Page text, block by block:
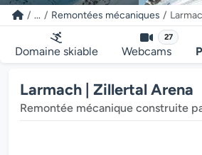
... Remontées mécaniques
Domaine skiable
27
Webcams
Larmach | Zillertal Arena
Remontée mécanique construite